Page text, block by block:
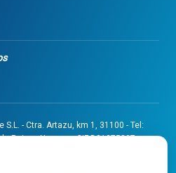
- Ctra. Artazu, km 1, 31100 - Tel:
Reina - Navarra - CIF B31275837.
Tomo 32, Folio 75, Hoja 525.